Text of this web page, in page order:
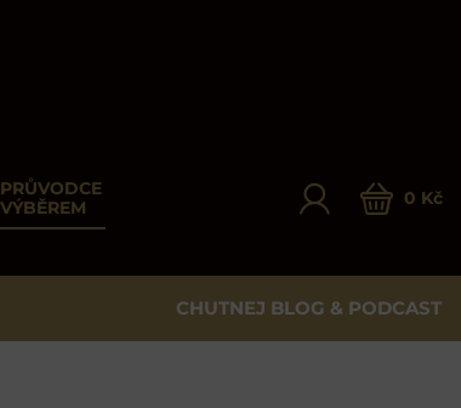
PRŮVODCE
VÝBĚREM
0 Kč
CHUTNEJ BLOG & PODCAST